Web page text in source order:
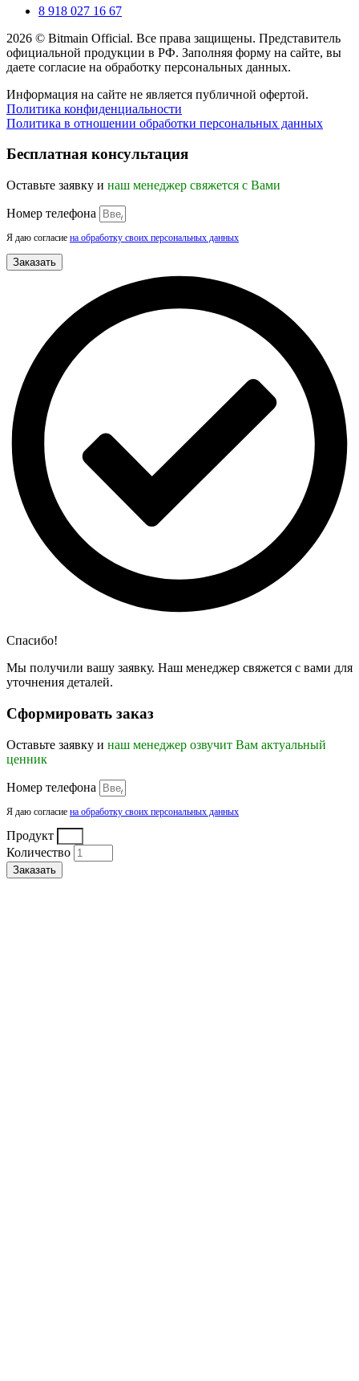
8 918 027 16 67
2026 © Bitmain Official. Все права защищены. Представитель
официальной продукции в РФ. Заполняя форму на сайте, вы
даете согласие на обработку персональных данных.
Информация на сайте не является публичной офертой.
Политика конфиденциальности
Политика в отношении обработки персональных данных
вверх
Бесплатная консультация
Оставьте заявку и наш менеджер свяжется с Вами
Номер телефона
Я даю согласие на обработку своих персональных данных
Заказать
Спасибо!
Мы получили вашу заявку. Наш менеджер свяжется с вами для
уточнения деталей.
Сформировать заказ
Оставьте заявку и наш менеджер озвучит Вам актуальный
ценник
Номер телефона
Я даю согласие на обработку своих персональных данных
Продукт
Количество
Заказать